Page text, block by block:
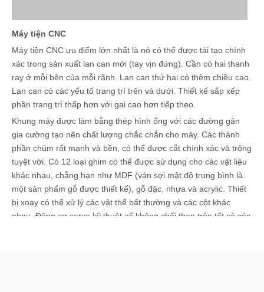
Máy tiện CNC
Máy tiện CNC ưu điểm lớn nhất là nó có thể được tái tạo chính
xác trong sản xuất lan can mới (tay vịn đứng). Cần có hai thanh
ray ở mỗi bên của mỗi rãnh. Lan can thứ hai có thêm chiều cao.
Lan can có các yếu tố trang trí trên và dưới. Thiết kế sắp xếp
phần trang trí thấp hơn với gai cao hơn tiếp theo.
Khung máy được làm bằng thép hình ống với các đường gân
gia cường tạo nên chất lượng chắc chắn cho máy. Các thành
phần chùm rất mạnh và bền, có thể được cắt chính xác và trông
tuyệt vời. Có 12 loại ghim có thể được sử dụng cho các vật liệu
khác nhau, chẳng hạn như MDF (ván sợi mật độ trung bình là
một sản phẩm gỗ được thiết kế), gỗ đặc, nhựa và acrylic. Thiết
bị xoay có thể xử lý các vật thể bất thường và các cột khác
nhau. Động cơ servo kỹ thuật số không chổi than trên tất cả các